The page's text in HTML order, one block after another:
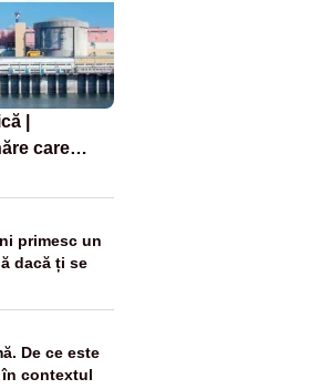
|
care
era
Ceaușescu
primesc un
dacă ți se
De ce este
în contextul